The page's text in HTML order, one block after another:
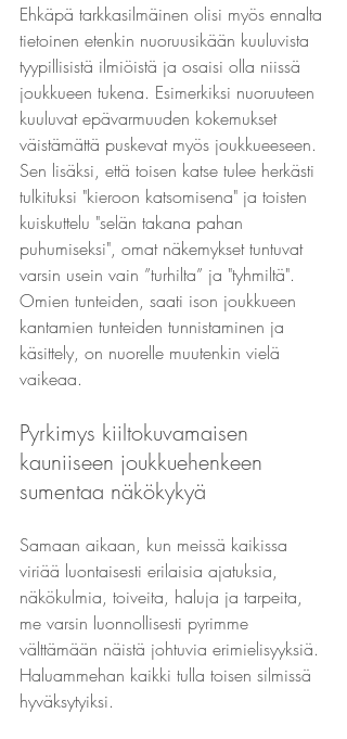
Ehkäpä tarkkasilmäinen olisi myös ennalta
tietoinen etenkin nuoruusikään kuuluvista
tyypillisistä ilmiöistä ja osaisi olla niissä
joukkueen tukena. Esimerkiksi nuoruuteen
kuuluvat epävarmuuden kokemukset
väistämättä puskevat myös joukkueeseen.
Sen lisäksi, että toisen katse tulee herkästi
tulkituksi "kieroon katsomisena" ja toisten
kuiskuttelu "selän takana pahan
puhumiseksi", omat näkemykset tuntuvat
varsin usein vain ”turhilta” ja "tyhmiltä".
Omien tunteiden, saati ison joukkueen
kantamien tunteiden tunnistaminen ja
käsittely, on nuorelle muutenkin vielä
vaikeaa.
Pyrkimys kiiltokuvamaisen
kauniiseen joukkuehenkeen
sumentaa näkökykyä
Samaan aikaan, kun meissä kaikissa
viriää luontaisesti erilaisia ajatuksia,
näkökulmia, toiveita, haluja ja tarpeita,
me varsin luonnollisesti pyrimme
välttämään näistä johtuvia erimielisyyksiä.
Haluammehan kaikki tulla toisen silmissä
hyväksytyiksi.